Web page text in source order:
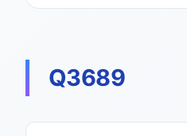
Q3689